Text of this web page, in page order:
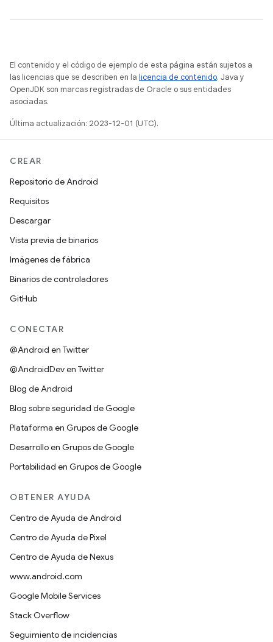
El contenido y el código de ejemplo de esta página están sujetos a
las licencias que se describen en la licencia de contenido. Java y
OpenJDK son marcas registradas de Oracle o sus entidades
asociadas.
Última actualización: 2023-12-01 (UTC).
CREAR
Repositorio de Android
Requisitos
Descargar
Vista previa de binarios
Imágenes de fábrica
Binarios de controladores
GitHub
CONECTAR
@Android en Twitter
@AndroidDev en Twitter
Blog de Android
Blog sobre seguridad de Google
Plataforma en Grupos de Google
Desarrollo en Grupos de Google
Portabilidad en Grupos de Google
OBTENER AYUDA
Centro de Ayuda de Android
Centro de Ayuda de Pixel
Centro de Ayuda de Nexus
www.android.com
Google Mobile Services
Stack Overflow
Seguimiento de incidencias